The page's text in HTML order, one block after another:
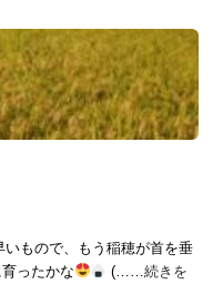
もので、もう稲穂が首を垂
ったかな (……続きを